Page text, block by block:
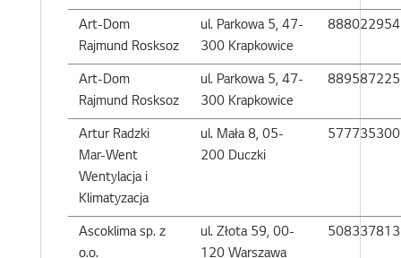
Art-Dom
Rajmund Rosksoz
ul. Parkowa 5, 47-
300 Krapkowice
888022954
Art-Dom
Rajmund Rosksoz
ul. Parkowa 5, 47-
300 Krapkowice
889587225
Artur Radzki
Mar-Went
Wentylacja i
Klimatyzacja
ul. Mała 8, 05-
200 Duczki
577735300
Ascoklima sp. z
o.o.
ul. Złota 59, 00-
120 Warszawa
508337813